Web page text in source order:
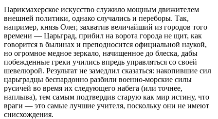
Парикмахерское искусство служило мощным движителем
внешней политики, однако случались и переборы. Так,
например, князь Олег, захватив величайший из городов того
времени — Царьград, прибил на ворота города не щит, как
говорится в былинах и преподносится официальной наукой,
но огромное медное зеркало, начищенное до блеска, дабы
побежденные греки учились впредь управляться со своей
шевелюрой. Результат не замедлил сказаться: накопившие сил
царьградцы беспардонно разбили военно-морские силы
русичей во время их следующего набега (или точнее,
наплыва), тем самым подтвердив старую как мир истину, что
враги — это самые лучшие учителя, поскольку они не имеют
снисхождения.